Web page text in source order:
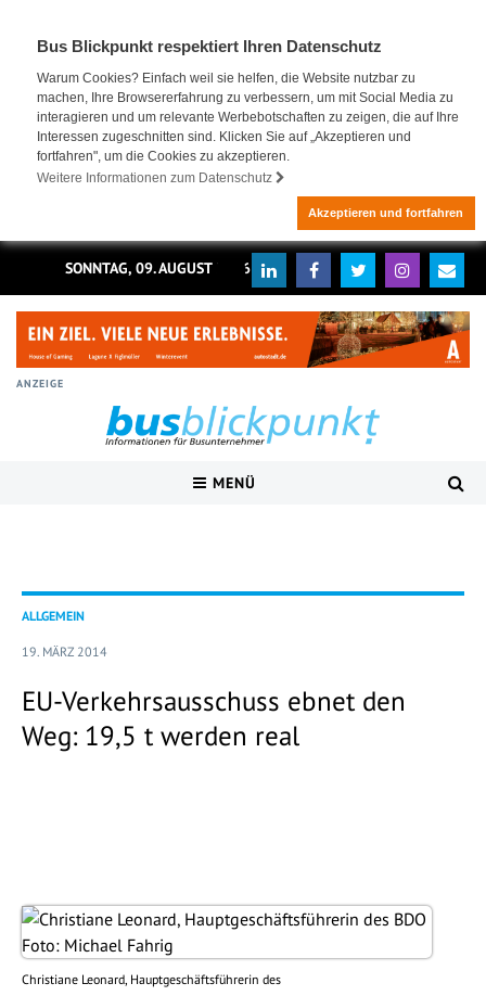
Bus Blickpunkt respektiert Ihren Datenschutz
Warum Cookies? Einfach weil sie helfen, die Website nutzbar zu
machen, Ihre Browsererfahrung zu verbessern, um mit Social Media zu
interagieren und um relevante Werbebotschaften zu zeigen, die auf Ihre
Interessen zugeschnitten sind. Klicken Sie auf „Akzeptieren und
fortfahren", um die Cookies zu akzeptieren.
Weitere Informationen zum Datenschutz
Akzeptieren und fortfahren
SONNTAG, 09. AUGUST 2026
ANZEIGE
MENÜ
ALLGEMEIN
19. MÄRZ 2014
EU-Verkehrsausschuss ebnet den
Weg: 19,5 t werden real
Christiane Leonard, Hauptgeschäftsführerin des